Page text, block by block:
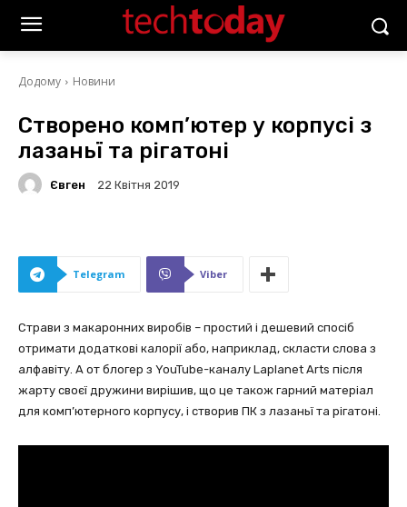
Додому Новини
Створено комп’ютер у корпусі з
лазаньї та рігатоні
Євген 22 Квітня 2019
Telegram Viber
Страви з макаронних виробів – простий і дешевий спосіб
отримати додаткові калорії або, наприклад, скласти слова з
алфавіту. А от блогер з YouTube-каналу Laplanet Arts після
жарту своєї дружини вирішив, що це також гарний матеріал
для комп’ютерного корпусу, і створив ПК з лазаньї та рігатоні.